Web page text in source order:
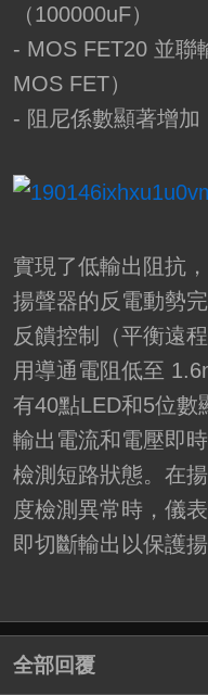
（100000uF）
- MOS FET20 並聯
MOS FET）
- 阻尼係數顯著增
實現了低輸出阻抗
揚聲器的反電動勢
反饋控制（平衡遠
用導通電阻低至
有40點LED和5位數
輸出電流和電壓即
檢測短路狀態。在
度檢測異常時，儀
即切斷輸出以保護揚
全部回覆